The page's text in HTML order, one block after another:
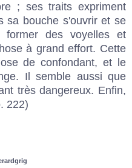
; ses traits expriment
sa bouche s'ouvrir et se
former des voyelles et
à grand effort. Cette
de confondant, et le
Il semble aussi que
très dangereux. Enfin,
222)